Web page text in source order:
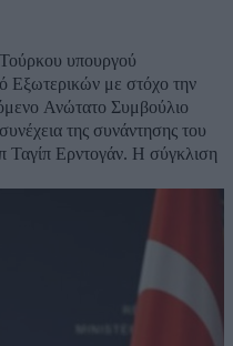
υπουργού
Εξωτερικών με στόχο την
Ανώτατο Συμβούλιο
της συνάντησης του
H σύγκλιση